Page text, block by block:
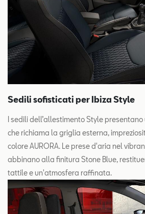
Sedili sofisticati per Ibiza Style
I sedili dell’allestimento Style
che richiama la griglia esterna,
colore AURORA. Le prese d'aria nel
abbinano alla finitura Stone Blue,
tattile e un'atmosfera raffinata.